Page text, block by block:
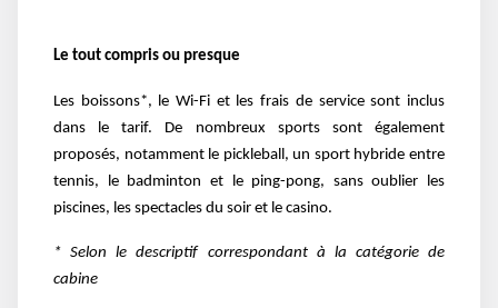
Le tout compris ou presque
Les boissons*, le Wi-Fi et les frais de service sont inclus
dans le tarif. De nombreux sports sont également
proposés, notamment le pickleball, un sport hybride entre
tennis, le badminton et le ping-pong, sans oublier les
piscines, les spectacles du soir et le casino.
* Selon le descriptif correspondant à la catégorie de
cabine